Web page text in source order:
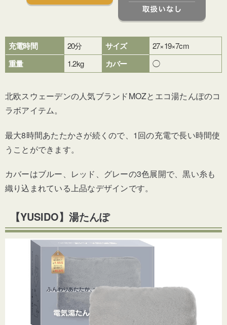
充電時間 20分 サイズ 27×19×7cm
重量 1.2kg カバー ◯
北欧スウェーデンの人気ブランドMOZとエコ湯たんぽのコ
ラボアイテム。
最大8時間あたたかさが続くので、1回の充電で長い時間使
うことができます。
カバーはブルー、レッド、グレーの3色展開で、黒い糸も
織り込まれている上品なデザインです。
【YUSIDO】湯たんぽ